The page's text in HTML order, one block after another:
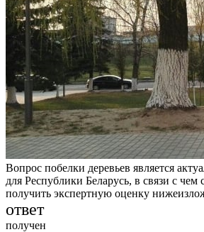
Вопрос побелки деревьев является
для Республики Беларусь, в связи с
получить экспертную оценку
ответ
получен